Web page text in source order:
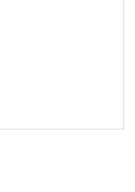
były w